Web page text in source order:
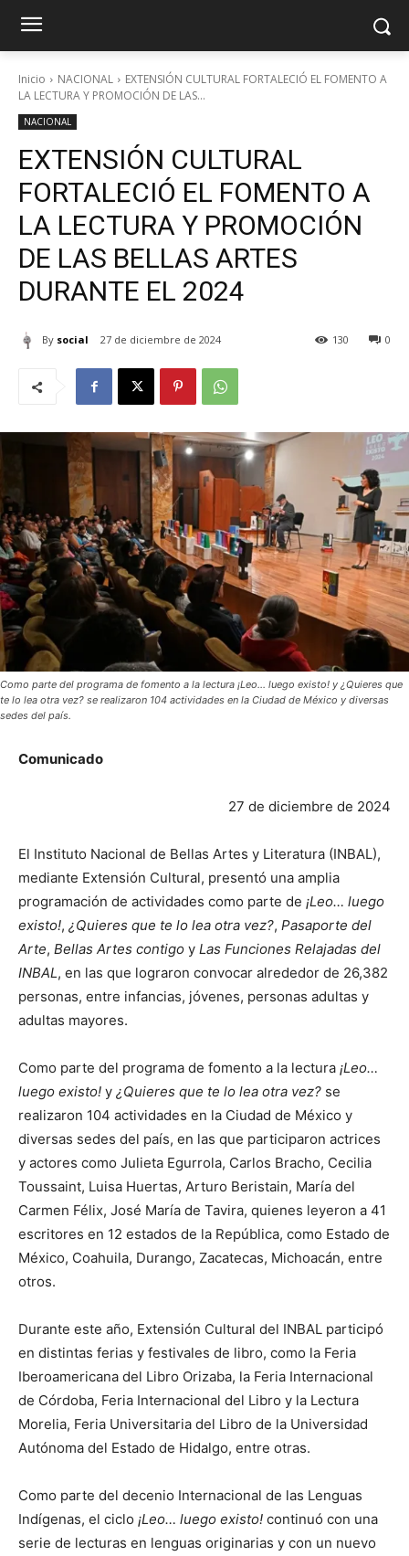
Inicio NACIONAL
EXTENSIÓN CULTURAL FORTALECIÓ EL FOMENTO A
LA LECTURA Y PROMOCIÓN DE LAS...
NACIONAL
EXTENSIÓN CULTURAL
FORTALECIÓ EL FOMENTO A
LA LECTURA Y PROMOCIÓN
DE LAS BELLAS ARTES
DURANTE EL 2024
By social 27 de diciembre de 2024 0
130
Como parte del programa de fomento a la lectura ¡Leo… luego existo! y ¿Quieres que
te lo lea otra vez? se realizaron 104 actividades en la Ciudad de México y diversas
sedes del país.
Comunicado
27 de diciembre de 2024
El Instituto Nacional de Bellas Artes y Literatura (INBAL),
mediante Extensión Cultural, presentó una amplia
programación de actividades como parte de ¡Leo… luego
existo!, ¿Quieres que te lo lea otra vez?, Pasaporte del
Arte, Bellas Artes contigo y Las Funciones Relajadas del
INBAL, en las que lograron convocar alrededor de 26,382
personas, entre infancias, jóvenes, personas adultas y
adultas mayores.
Como parte del programa de fomento a la lectura ¡Leo…
luego existo! y ¿Quieres que te lo lea otra vez? se
realizaron 104 actividades en la Ciudad de México y
diversas sedes del país, en las que participaron actrices
y actores como Julieta Egurrola, Carlos Bracho, Cecilia
Toussaint, Luisa Huertas, Arturo Beristain, María del
Carmen Félix, José María de Tavira, quienes leyeron a 41
escritores en 12 estados de la República, como Estado de
México, Coahuila, Durango, Zacatecas, Michoacán, entre
otros.
Durante este año, Extensión Cultural del INBAL participó
en distintas ferias y festivales de libro, como la Feria
Iberoamericana del Libro Orizaba, la Feria Internacional
de Córdoba, Feria Internacional del Libro y la Lectura
Morelia, Feria Universitaria del Libro de la Universidad
Autónoma del Estado de Hidalgo, entre otras.
Como parte del decenio Internacional de las Lenguas
Indígenas, el ciclo ¡Leo… luego existo! continuó con una
serie de lecturas en lenguas originarias y con un nuevo